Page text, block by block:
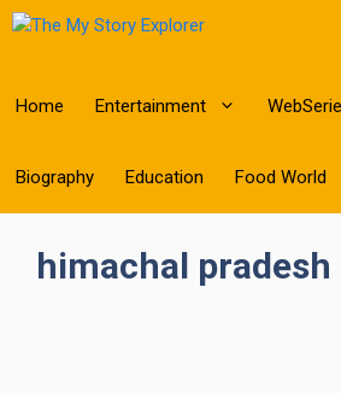
Skip
Home Entertainment
Biography Education Food World
himachal pradesh